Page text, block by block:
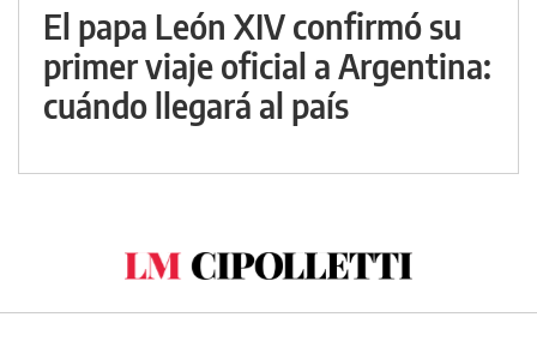
El papa León XIV confirmó su
primer viaje oficial a Argentina:
cuándo llegará al país